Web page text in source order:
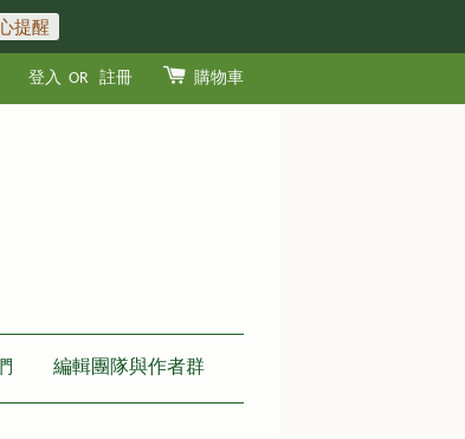
提醒
登入 OR 註冊 購物車
編輯團隊與作者群